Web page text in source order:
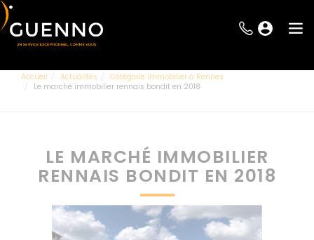
Accueil Actualités
Catégorie Immobilier à Rennes
Le marché immobilier rennais bondit en 2018
LE MARCHÉ IMMOBILIER
RENNAIS BONDIT EN 2018